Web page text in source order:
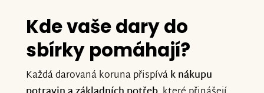
Kde vaše dary do
sbírky pomáhají?
Každá darovaná koruna přispívák nákupu